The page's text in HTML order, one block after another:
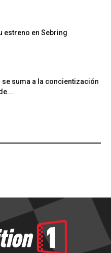
estreno en Sebring
se suma a la concientización